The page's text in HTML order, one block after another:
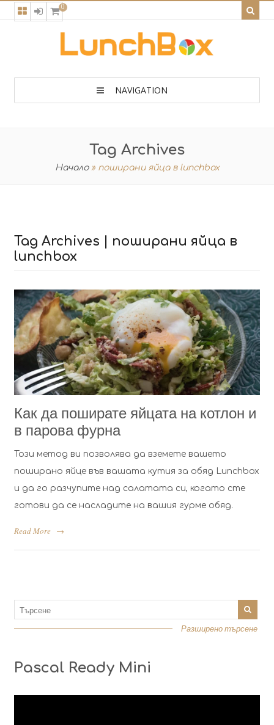
0
NAVIGATION
Tag Archives
Начало » поширани яйца в lunchbox
Tag Archives | поширани яйца в
lunchbox
Как да поширате яйцата на котлон и
в парова фурна
Този метод ви позволява да вземете вашето
поширано яйце във вашата кутия за обяд Lunchbox
и да го разчупите над салатата си, когато сте
готови да се насладите на вашия гурме обяд.
Read More →
Разширено търсене
Pascal Ready Mini